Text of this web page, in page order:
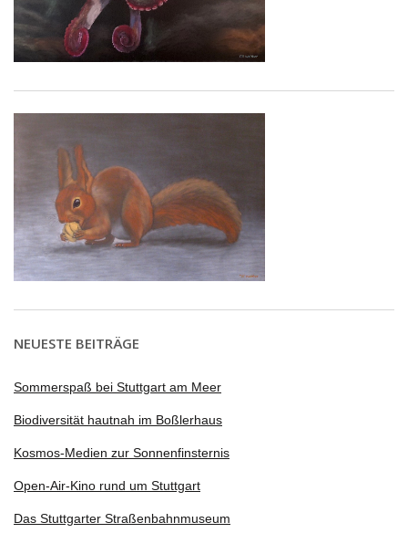
NEUESTE BEITRÄGE
Sommerspaß bei Stuttgart am Meer
Biodiversität hautnah im Boßlerhaus
Kosmos-Medien zur Sonnenfinsternis
Open-Air-Kino rund um Stuttgart
Das Stuttgarter Straßenbahnmuseum